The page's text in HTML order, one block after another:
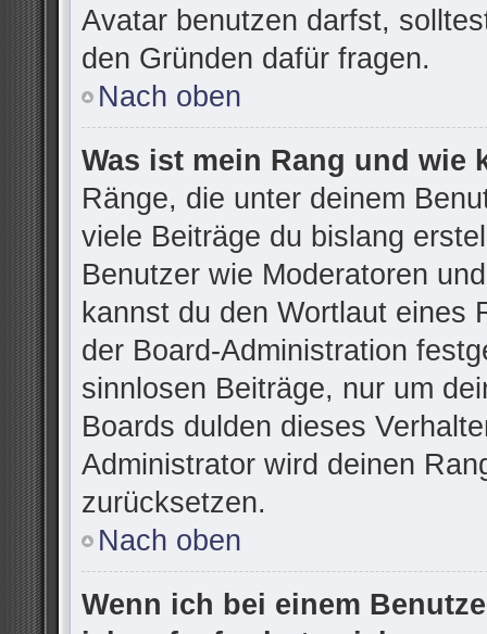
Avatar benutzen darfst,
den Gründen dafür fragen.
Nach oben
Was ist mein Rang und wie
Ränge, die unter deinem
viele Beiträge du bislang
Benutzer wie Moderatoren
kannst du den Wortlaut eines
der Board-Administration
sinnlosen Beiträge, nur um
Boards dulden dieses
Administrator wird deinen
zurücksetzen.
Nach oben
Wenn ich bei einem